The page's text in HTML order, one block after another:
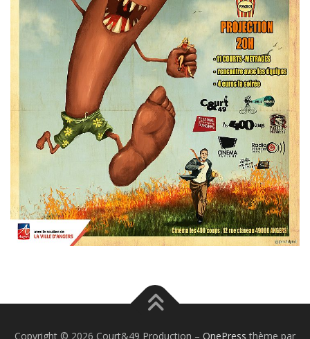
Copyright © 2026 Court&49 Production – OnePress thème par